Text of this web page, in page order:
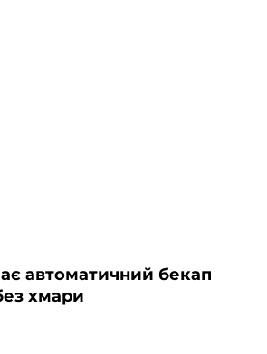
автоматичний бекап
хмари